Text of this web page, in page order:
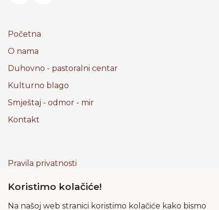
Početna
O nama
Duhovno - pastoralni centar
Kulturno blago
Smještaj - odmor - mir
Kontakt
Pravila privatnosti
Kolačići
Koristimo kolačiće!
Na našoj web stranici koristimo kolačiće kako bismo